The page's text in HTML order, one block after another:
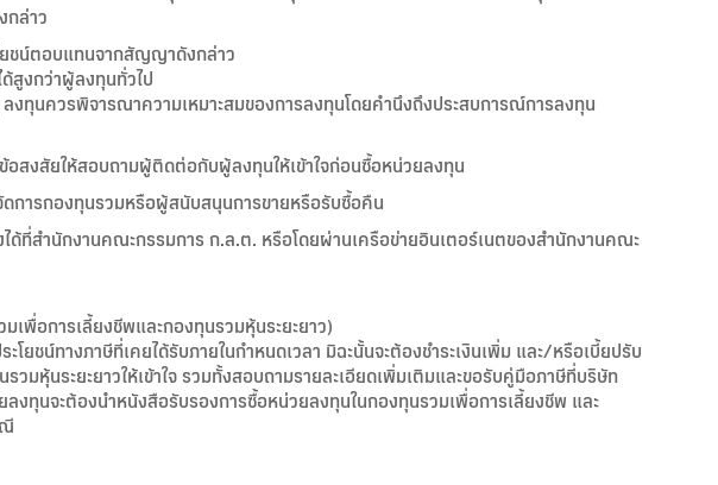
กล่าว
ชน์ตอบแทนจากสัญญาดังกล่าว
สูงกว่าผู้ลงทุนทั่วไป
ทุนควรพิจารณาความเหมาะสมของการลงทุนโดยคำนึงถึงประสบการณ์การลงทุน
อสงสัยให้สอบถามผู้ติดต่อกับผู้ลงทุนให้เข้าใจก่อนซื้อหน่วยลงทุน
การกองทุนรวมหรือผู้สนับสนุนการขายหรือรับซื้อคืน
ที่สำนักงานคณะกรรมการ ก.ล.ต. หรือโดยผ่านเครือข่ายอินเตอร์เนตของสำนักงานคณะ
เพื่อการเลี้ยงชีพและกองทุนรวมหุ้นระยะยาว)
ยชน์ทางภาษีที่เคยได้รับภายในกำหนดเวลา มิฉะนั้นจะต้องชำระเงินเพิ่ม และ/หรือเบี้ยปรับ
หุ้นระยะยาวให้เข้าใจ รวมทั้งสอบถามรายละเอียดเพิ่มเติมและขอรับคู่มือภาษีที่บริษัท
ทุนจะต้องนำหนังสือรับรองการซื้อหน่วยลงทุนในกองทุนรวมเพื่อการเลี้ยงชีพ และ